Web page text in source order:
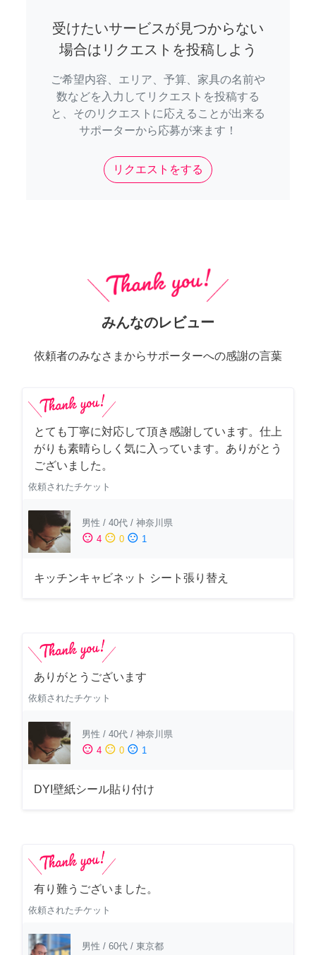
受けたいサービスが見つからない
場合はリクエストを投稿しよう
ご希望内容、エリア、予算、家具の名前や
数などを入力してリクエストを投稿する
と、そのリクエストに応えることが出来る
サポーターから応募が来ます！
リクエストをする
みんなのレビュー
依頼者のみなさまからサポーターへの感謝の言葉
とても丁寧に対応して頂き感謝しています。仕上
がりも素晴らしく気に入っています。ありがとう
ございました。
依頼されたチケット
男性 / 40代 / 神奈川県
sentiment_satisfied 4 sentiment_neutral 0 sentiment_dissatisfied 1
キッチンキャビネット シート張り替え
ありがとうございます
依頼されたチケット
男性 / 40代 / 神奈川県
sentiment_satisfied 4 sentiment_neutral 0 sentiment_dissatisfied 1
DYI壁紙シール貼り付け
有り難うございました。
依頼されたチケット
男性 / 60代 / 東京都